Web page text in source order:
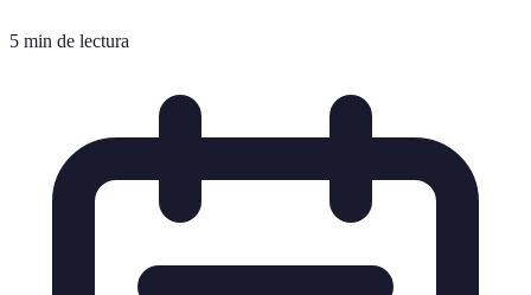
5 min de lectura